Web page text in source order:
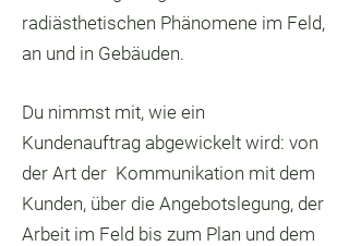
radiästhetischen Phänomene im Feld,
an und in Gebäuden.
Du nimmst mit, wie ein
Kundenauftrag abgewickelt wird: von
der Art der Kommunikation mit dem
Kunden, über die Angebotslegung, der
Arbeit im Feld bis zum Plan und dem